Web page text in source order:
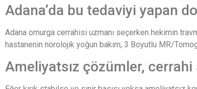
Adana’da bu tedaviyi yapan
Adana omurga cerrahisi uzmanı seçerken hekimin
hastanenin nörolojik yoğun bakım, 3 Boyutlu MR/
Ameliyatsız çözümler, cerrahi